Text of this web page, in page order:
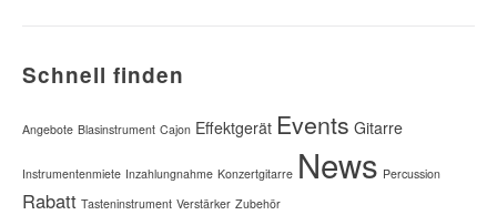
Schnell finden
Angebote Blasinstrument Cajon Effektgerät Events Gitarre
Instrumentenmiete Inzahlungnahme Konzertgitarre News Percussion
Rabatt Tasteninstrument Verstärker Zubehör